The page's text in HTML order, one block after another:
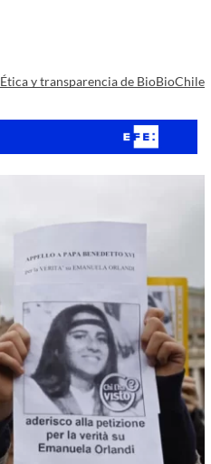
Ética y transparencia de BioBioChile